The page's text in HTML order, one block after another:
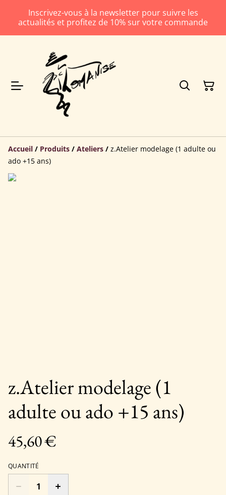
Inscrivez-vous à la newsletter pour suivre les
actualités et profitez de 10% sur votre commande
Accueil / Produits / Ateliers / z.Atelier modelage (1 adulte ou
ado +15 ans)
z.Atelier modelage (1
adulte ou ado +15 ans)
45,60 €
QUANTITÉ